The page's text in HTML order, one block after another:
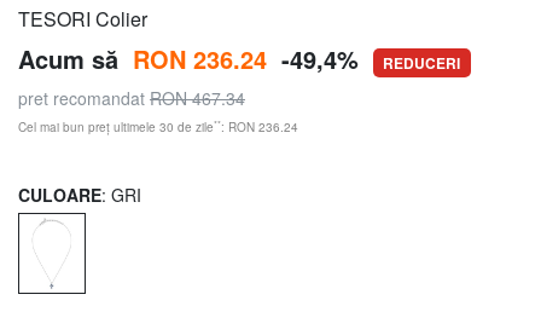
TESORI Colier
Acum să RON 236.24 -49,4% REDUCERI
pret recomandat RON 467.34
Cel mai bun preț ultimele 30 de zile**: RON 236.24
CULOARE: GRI